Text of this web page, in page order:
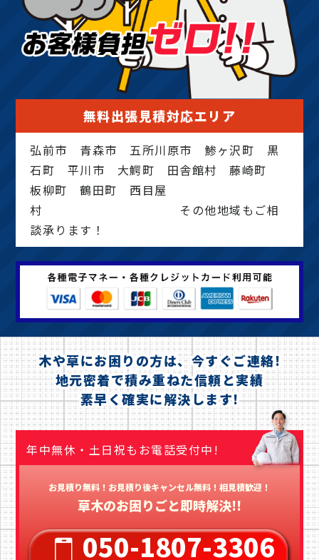
無料出張見積対応エリア
弘前市 青森市 五所川原市 鯵ヶ沢町 黒
石町 平川市 大鰐町 田舎館村 藤崎町
板柳町 鶴田町 西目屋
村 その他地域もご相
談承ります！
木や草にお困りの方は、今すぐご連絡!
地元密着で積み重ねた信頼と実績
素早く確実に解決します!
年中無休・土日祝もお電話受付中!
お見積り無料！お見積り後キャンセル無料！相見積歓迎！
草木のお困りごと即時解決!!
050-1807-3306